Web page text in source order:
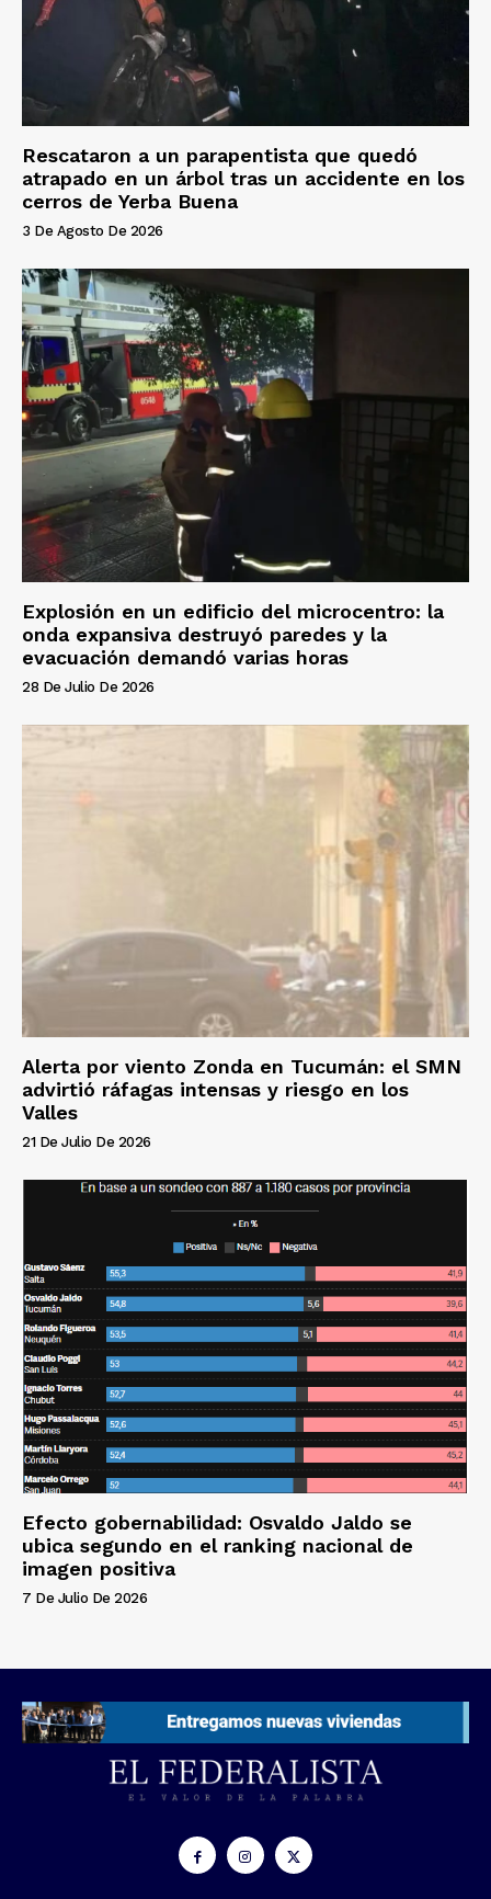
Rescataron a un parapentista que quedó
atrapado en un árbol tras un accidente en los
cerros de Yerba Buena
3 De Agosto De 2026
Explosión en un edificio del microcentro: la
onda expansiva destruyó paredes y la
evacuación demandó varias horas
28 De Julio De 2026
Alerta por viento Zonda en Tucumán: el SMN
advirtió ráfagas intensas y riesgo en los
Valles
21 De Julio De 2026
Efecto gobernabilidad: Osvaldo Jaldo se
ubica segundo en el ranking nacional de
imagen positiva
7 De Julio De 2026